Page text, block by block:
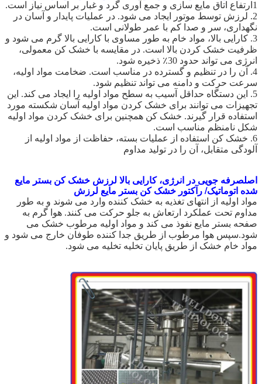
1ارتفاع اتاق مایع سازی و جمع آوری گرد و غبار بر اساس نیاز است.
2. لرزش توسط موتور ایجاد می شود. در عملیات پایدار و آسان در
نگهداری، سر و صدا کم با عمر طولانی است.
3. کارایی بالا، مواد خام به طور مساوی با کارایی بالا گرم می شود و
ظرفیت خشک کردن بالا است. در مقایسه با خشک کن معمولی،
انرژی می تواند حدود 30٪ ذخیره شود.
4. آن را در تنظیم و گسترده در مناسب است. ضخامت مواد اولیه،
سرعت حرکت و دامنه می تواند تنظیم شود.
5. این دستگاه حداقل آسیب به سطح مواد اولیه را ایجاد می کند. این
تجهیزات می توانند برای خشک کردن مواد اولیه آسان شکسته مورد
استفاده قرار گیرند. خشک کن همچنین برای خشک کردن مواد اولیه
شکل نامنظم مناسب است.
6. خشک کن استفاده از عملیات بسته، حفاظت از مواد اولیه از
آلودگی متقابل، آن را در تولید مداوم
اصلصرفه جویی در انرژی، کارایی بالا لرزش خشک کن بستر مایع
شده اتوماتیک/ رآکتور خشک کن بستر مایع لرزش
مواد اولیه از انتهای تغذیه به خشک کننده وارد می شوند و به طور
مداوم تحت عملکرد ارتعاش به جلو حرکت می کنند. هوا گرم به
صفحه بستر مایع نفوذ می کند و مواد اولیه مرطوب خشک می
شود.سپس هوا مرطوب از طریق جدا کننده طوفان خارج می شود و
مواد خام خشک از طریق پایان تخلیه تخلیه می شود.